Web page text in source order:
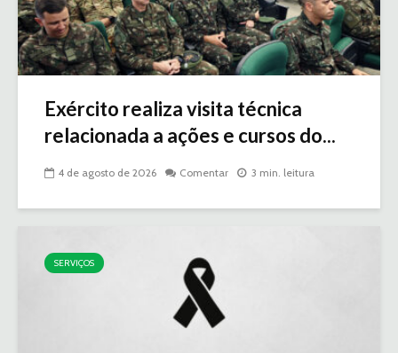
Exército realiza visita técnica
relacionada a ações e cursos do...
4 de agosto de 2026 Comentar 3 min. leitura
SERVIÇOS